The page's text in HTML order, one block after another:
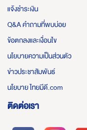
แจ้งชำระเงิน
Q&A คำถามที่พบบ่อย
ข้อตกลงและเงื่อนไข
นโยบายความเป็นส่วนตัว
ข่าวประชาสัมพันธ์
นโยบาย ไทยมีดี.com
ติดต่อเรา